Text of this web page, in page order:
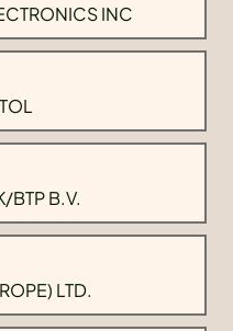
INC
BTP B.V.
LTD.